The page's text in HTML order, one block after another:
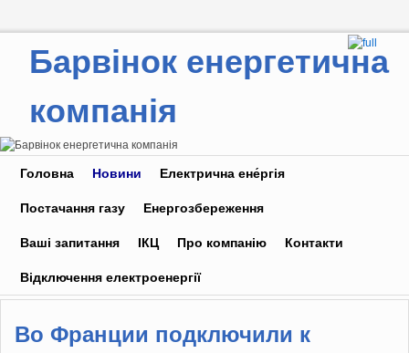
Барвінок енергетична
компанія
Головна Новини Електрична ене́ргія
Постачання газу Енергозбереження
Ваші запитання ІКЦ Про компанію Контакти
Відключення електроенергії
Во Франции подключили к